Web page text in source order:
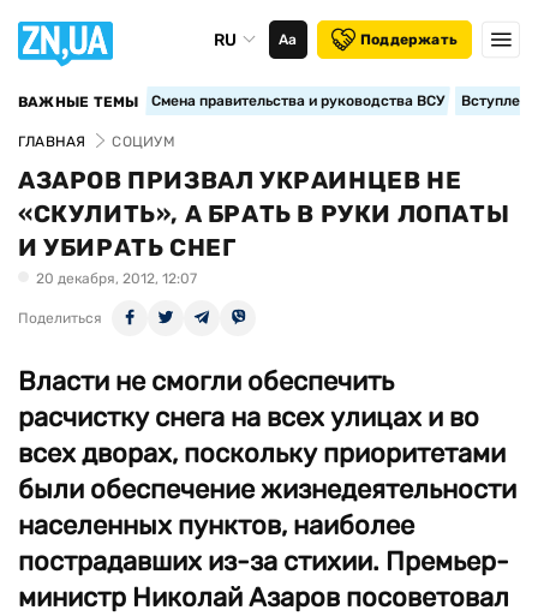
RU Аа Поддержать
ВАЖНЫЕ ТЕМЫ Смена правительства и руководства ВСУ
ГЛАВНАЯ СОЦИУМ
АЗАРОВ ПРИЗВАЛ УКРАИНЦЕВ НЕ
«СКУЛИТЬ», А БРАТЬ В РУКИ ЛОПАТЫ
И УБИРАТЬ СНЕГ
20 декабря, 2012, 12:07
Поделиться
Власти не смогли обеспечить
расчистку снега на всех улицах и во
всех дворах, поскольку приоритетами
были обеспечение жизнедеятельности
населенных пунктов, наиболее
пострадавших из-за стихии. Премьер-
министр Николай Азаров посоветовал